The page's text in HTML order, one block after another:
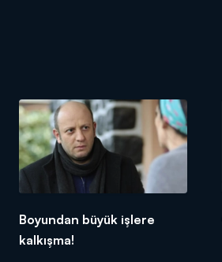
Boyundan büyük işlere
kalkışma!